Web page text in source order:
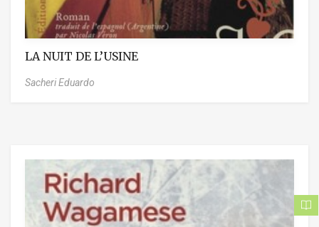
LA NUIT DE L’USINE
Sacheri Eduardo